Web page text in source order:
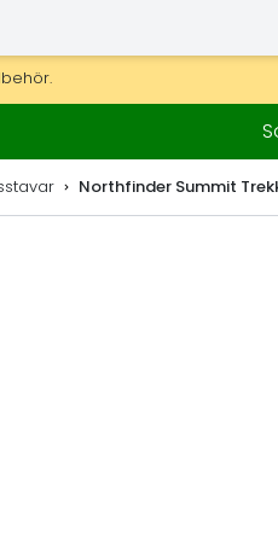
dekorationer.
Northfinder Summit